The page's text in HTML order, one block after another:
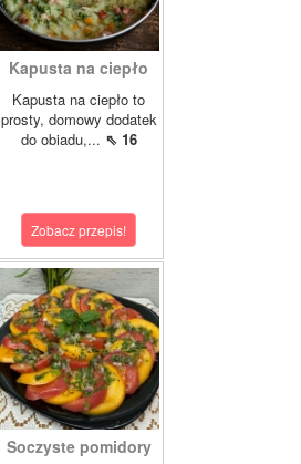
Kapusta na ciepło
Kapusta na ciepło to
prosty, domowy dodatek
do obiadu,... ⇖ 16
Zobacz przepis!
Soczyste pomidory